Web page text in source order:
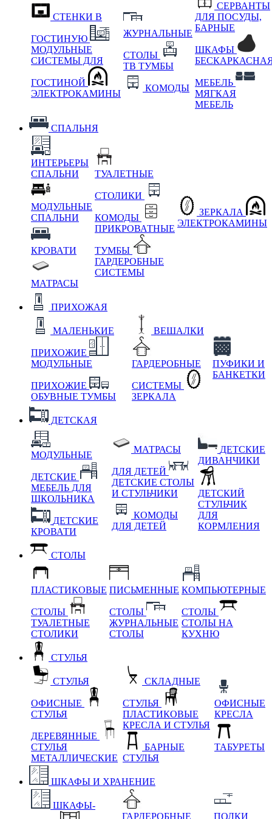
СТЕНКИ В
ГОСТИНУЮ
МОДУЛЬНЫЕ
СИСТЕМЫ ДЛЯ
ГОСТИНОЙ
ЭЛЕКТРОКАМИНЫ
ЖУРНАЛЬНЫЕ
СТОЛЫ
ТВ ТУМБЫ
КОМОДЫ
СЕРВАНТЫ
ДЛЯ ПОСУДЫ,
БАРНЫЕ
ШКАФЫ
МЕБЕЛЬ
МЯГКАЯ
МЕБЕЛЬ
СПАЛЬНЯ
ИНТЕРЬЕРЫ
СПАЛЬНИ
МОДУЛЬНЫЕ
СПАЛЬНИ
КРОВАТИ
МАТРАСЫ
ТУАЛЕТНЫЕ
СТОЛИКИ
КОМОДЫ
ПРИКРОВАТНЫЕ
ТУМБЫ
ГАРДЕРОБНЫЕ
СИСТЕМЫ
ЗЕРКАЛА
ЭЛЕКТРОКАМИНЫ
ПРИХОЖАЯ
МАЛЕНЬКИЕ
ПРИХОЖИЕ
МОДУЛЬНЫЕ
ПРИХОЖИЕ
ОБУВНЫЕ ТУМБЫ
ВЕШАЛКИ
ГАРДЕРОБНЫЕ
СИСТЕМЫ
ЗЕРКАЛА
ПУФИКИ И
БАНКЕТКИ
ДЕТСКАЯ
МОДУЛЬНЫЕ
ДЕТСКИЕ
МЕБЕЛЬ ДЛЯ
ШКОЛЬНИКА
ДЕТСКИЕ
КРОВАТИ
МАТРАСЫ
ДЛЯ ДЕТЕЙ
ДЕТСКИЕ СТОЛЫ
И СТУЛЬЧИКИ
КОМОДЫ
ДЛЯ ДЕТЕЙ
ДЕТСКИЕ
ДИВАНЧИКИ
ДЕТСКИЙ
СТУЛЬЧИК
ДЛЯ
КОРМЛЕНИЯ
СТОЛЫ
ПЛАСТИКОВЫЕ
СТОЛЫ
ТУАЛЕТНЫЕ
СТОЛИКИ
ПИСЬМЕННЫЕ
СТОЛЫ
ЖУРНАЛЬНЫЕ
СТОЛЫ
КОМПЬЮТЕРНЫЕ
СТОЛЫ
СТОЛЫ НА
КУХНЮ
СТУЛЬЯ
СТУЛЬЯ
ОФИСНЫЕ
СТУЛЬЯ
ДЕРЕВЯННЫЕ
СТУЛЬЯ
МЕТАЛЛИЧЕСКИЕ
СКЛАДНЫЕ
СТУЛЬЯ
ПЛАСТИКОВЫЕ
КРЕСЛА И СТУЛЬЯ
БАРНЫЕ
СТУЛЬЯ
ОФИСНЫЕ
КРЕСЛА
ТАБУРЕТЫ
ШКАФЫ И ХРАНЕНИЕ
ШКАФЫ-
ГАРДЕРОБНЫЕ
ПОЛКИ